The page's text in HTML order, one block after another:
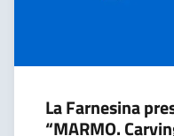
La Farnesina
“MARMO.